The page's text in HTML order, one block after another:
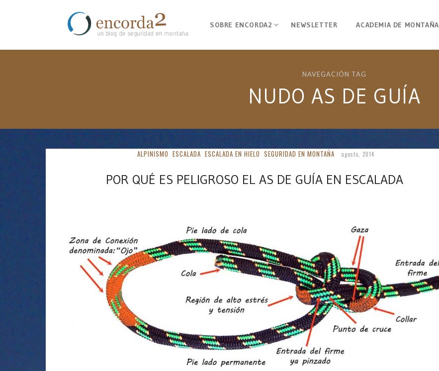
SOBRE ENCORDA2 NEWSLETTER ACADEMIA DE MONTAÑA
NAVEGACIÓN TAG
NUDO AS DE GUÍA
ALPINISMO ESCALADA ESCALADA EN HIELO SEGURIDAD EN MONTAÑA agosto, 2014
POR QUÉ ES PELIGROSO EL AS DE GUÍA EN ESCALADA